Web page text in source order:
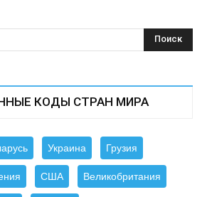
КОДЫ СТРАН МИРА
Украина Грузия
США Великобритания